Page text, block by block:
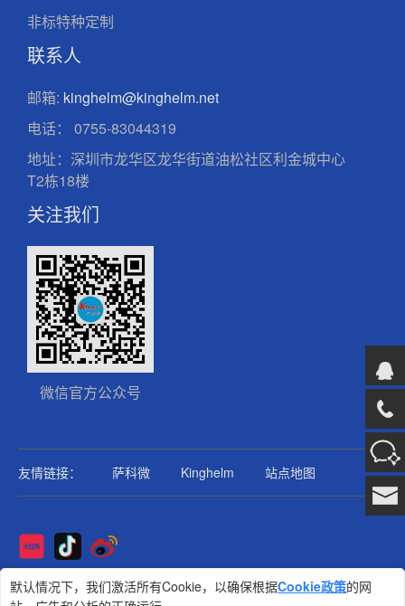
非标特种定制
联系人
邮箱: kinghelm@kinghelm.net
电话：
0755-83044319
地址：深圳市龙华区龙华街道油松社区利金城中心
T2栋18楼
关注我们
微信官方公众号
友情链接： 萨科微 Kinghelm 站点地图
Copyright@2025版权所有
默认情况下，我们激活所有Cookie，以确保根据Cookie政策的网